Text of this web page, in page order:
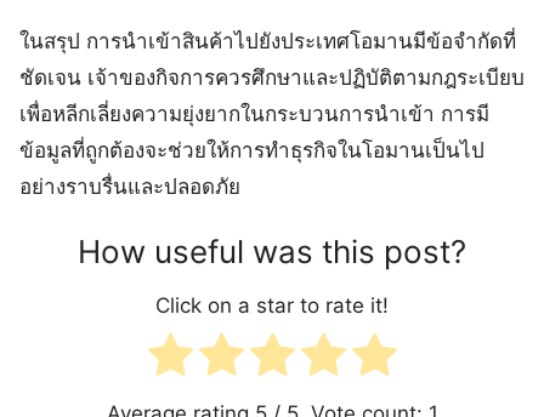
ในสรุป การนำเข้าสินค้าไปยังประเทศโอมานมีข้อจำกัดที่
ชัดเจน เจ้าของกิจการควรศึกษาและปฏิบัติตามกฎระเบียบ
เพื่อหลีกเลี่ยงความยุ่งยากในกระบวนการนำเข้า การมี
ข้อมูลที่ถูกต้องจะช่วยให้การทำธุรกิจในโอมานเป็นไป
อย่างราบรื่นและปลอดภัย
How useful was this post?
Click on a star to rate it!